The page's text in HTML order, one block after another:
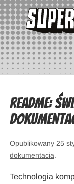
Readme:
Opublikowany 25
dokumentacja.
Technologia